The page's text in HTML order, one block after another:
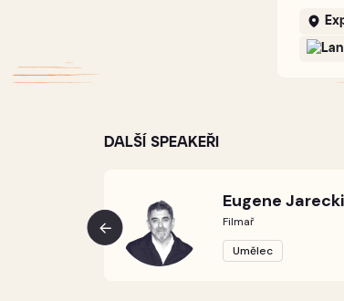
DALŠÍ SPEAKEŘI
Eugene Jarecki
Filmař
Umělec